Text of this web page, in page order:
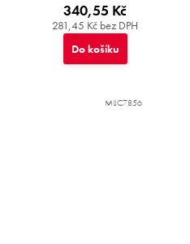
281,45 Kč bez DPH
340,55 Kč
Do košíku
MIJC7856